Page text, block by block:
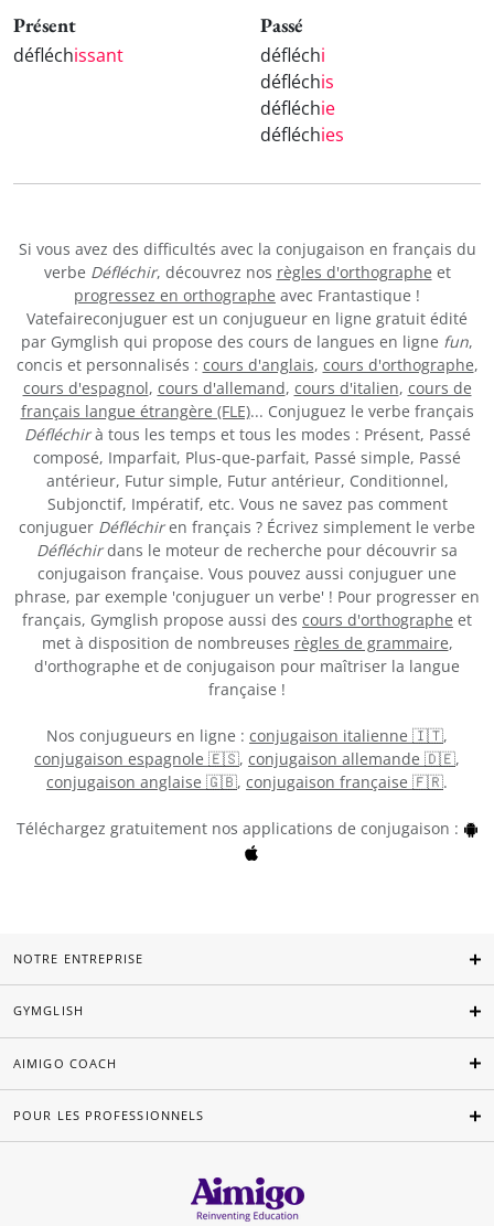
Présent
défléchissant
Passé
défléchi
défléchis
défléchie
défléchies
Si vous avez des difficultés avec la conjugaison en français du
verbe Défléchir, découvrez nos règles d'orthographe et
progressez en orthographe avec Frantastique !
Vatefaireconjuguer est un conjugueur en ligne gratuit édité
par Gymglish qui propose des cours de langues en ligne fun,
concis et personnalisés : cours d'anglais, cours d'orthographe,
cours d'espagnol, cours d'allemand, cours d'italien, cours de
français langue étrangère (FLE)... Conjuguez le verbe français
Défléchirà tous les temps et tous les modes : Présent, Passé
composé, Imparfait, Plus-que-parfait, Passé simple, Passé
antérieur, Futur simple, Futur antérieur, Conditionnel,
Subjonctif, Impératif, etc. Vous ne savez pas comment
conjuguer Défléchiren français ? Écrivez simplement le verbe
Défléchirdans le moteur de recherche pour découvrir sa
conjugaison française. Vous pouvez aussi conjuguer une
phrase, par exemple 'conjuguer un verbe' ! Pour progresser en
français, Gymglish propose aussi des cours d'orthographe et
met à disposition de nombreuses règles de grammaire,
d'orthographe et de conjugaison pour maîtriser la langue
française !
Nos conjugueurs en ligne : conjugaison italienne 🇮🇹,
conjugaison espagnole 🇪🇸, conjugaison allemande 🇩🇪,
conjugaison anglaise 🇬🇧, conjugaison française 🇫🇷.
Téléchargez gratuitement nos applications de conjugaison :
NOTRE ENTREPRISE
GYMGLISH
AIMIGO COACH
POUR LES PROFESSIONNELS